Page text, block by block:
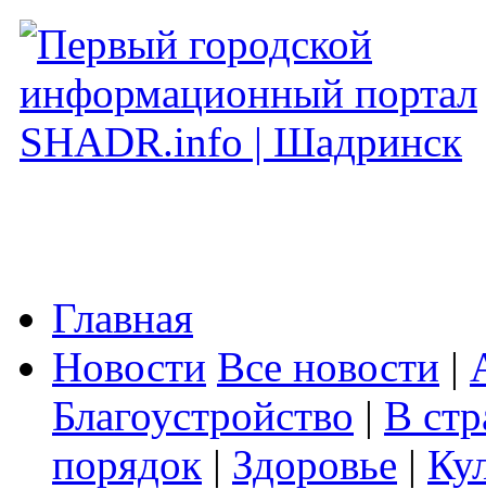
Главная
Новости Все новости |
Благоустройство | В
порядок | Здоровье |